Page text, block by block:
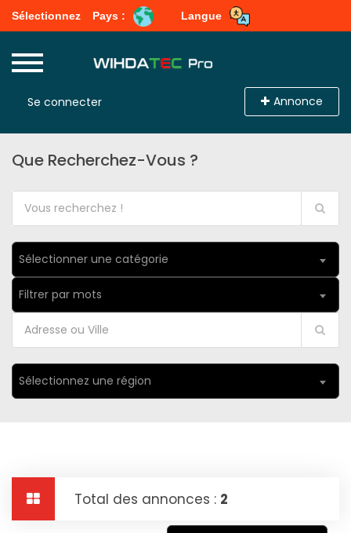
Sélectionnez Pays : Langue
Se connecter Annonce
Que Recherchez-Vous ?
Sélectionner une catégorie
Filtrer par mots
Sélectionnez une région
Total des annonces : 2